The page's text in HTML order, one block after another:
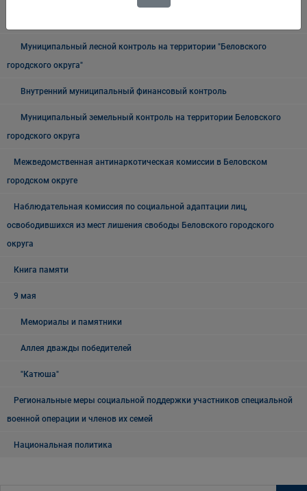
Муниципальный лесной контроль на территории "Беловского
городского округа"
Внутренний муниципальный финансовый контроль
Муниципальный земельный контроль на территории Беловского
городского округа
Межведомственная антинаркотическая комиссии в Беловском
городском округе
Наблюдательная комиссия по социальной адаптации лиц,
освободившихся из мест лишения свободы Беловского городского
округа
Книга памяти
9 мая
Мемориалы и памятники
Аллея дважды победителей
"Катюша"
Региональные меры социальной поддержки участников специальной
военной операции и членов их семей
Национальная политика